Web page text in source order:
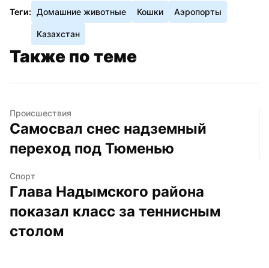
Теги: Домашние животные Кошки Аэропорты
Казахстан
Также по теме
Происшествия
Самосвал снес надземный
переход под Тюменью
Спорт
Глава Надымского района
показал класс за теннисным
столом